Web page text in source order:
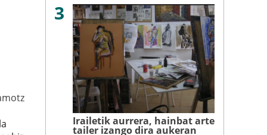
3
Irailetik aurrera, hainbat arte
tailer izango dira aukeran